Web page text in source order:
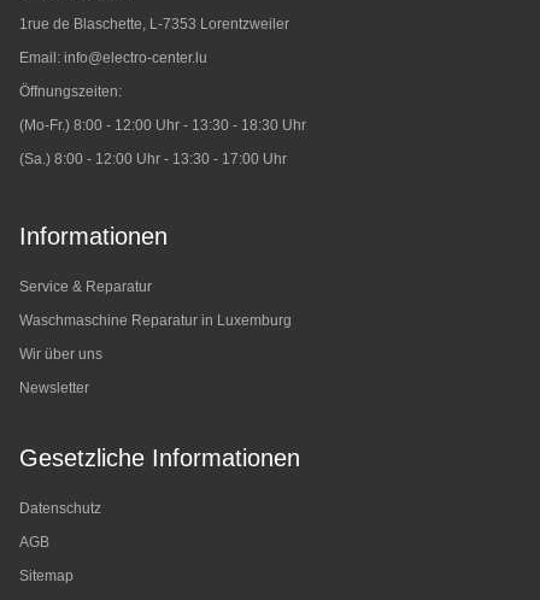
1rue de Blaschette, L-7353 Lorentzweiler
Email: info@electro-center.lu
Öffnungszeiten:
(Mo-Fr.) 8:00 - 12:00 Uhr - 13:30 - 18:30 Uhr
(Sa.) 8:00 - 12:00 Uhr - 13:30 - 17:00 Uhr
Informationen
Service & Reparatur
Waschmaschine Reparatur in Luxemburg
Wir über uns
Newsletter
Gesetzliche Informationen
Datenschutz
AGB
Sitemap